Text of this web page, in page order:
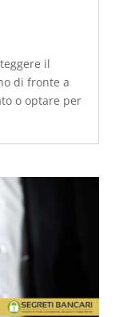
il
di fronte a
o optare per